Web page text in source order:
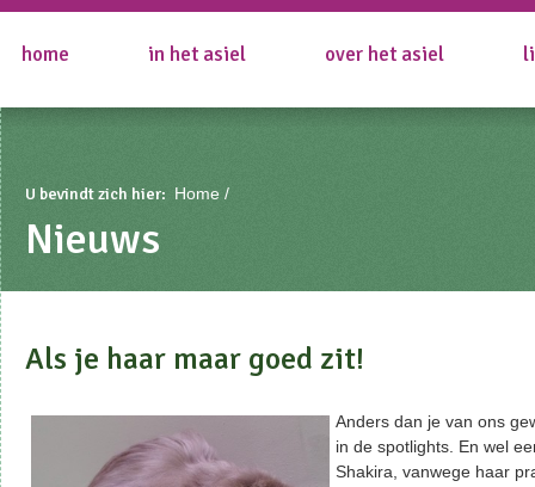
home in het asiel over het asiel
U bevindt zich hier: Home
Nieuws
Als je haar maar goed zit!
Anders dan je van ons
in de spotlights. En wel
Shakira, vanwege haar